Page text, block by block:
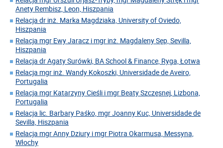
Anety Rembisz, Leon, Hiszpania
Relacja dr inż. Marka Magdziaka, University of Oviedo,
Hiszpania
Relacja mgr Ewy Jaracz i mgr inż. Magdaleny Sęp, Sevilla,
Hiszpania
Relacja dr Agaty Surówki, BA School & Finance, Ryga, Łotwa
Relacja mgr inż. Wandy Kokoszki, Universidade de Aveiro,
Portugalia
Relacja mgr Katarzyny Cieśli i mgr Beaty Szczęsnej, Lizbona,
Portugalia
Relacja lic. Barbary Paśko, mgr Joanny Kuc, Universidade de
Sevilla, Hiszpania
Relacja mgr Anny Dziury i mgr Piotra Okarmusa, Messyna,
Włochy